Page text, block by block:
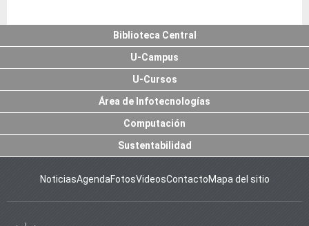
Biblioteca Central
U-Campus
U-Cursos
Área de Infotecnologías
Computación
Sustentabilidad
NoticiasAgendaFotosVideosContactoMapa del sitio